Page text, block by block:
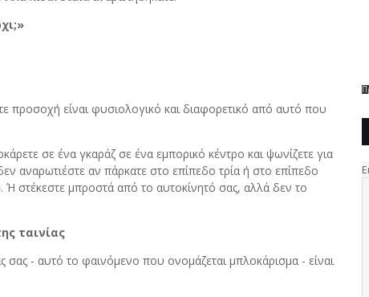
είναι φυσιολογικό και διαφορετικό από αυτό που
σε ένα γκαράζ σε ένα εμπορικό κέντρο και ψωνίζετε για
αναρωτιέστε αν πάρκατε στο επίπεδο τρία ή στο επίπεδο
στέκεστε μπροστά από το αυτοκίνητό σας, αλλά δεν το
ταινίας
σας - αυτό το φαινόμενο που ονομάζεται μπλοκάρισμα - είναι